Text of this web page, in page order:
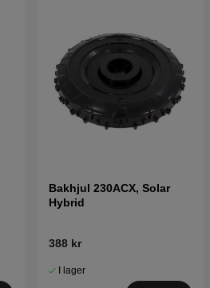
Bakhjul 230ACX, Solar
Hybrid
388 kr
I lager